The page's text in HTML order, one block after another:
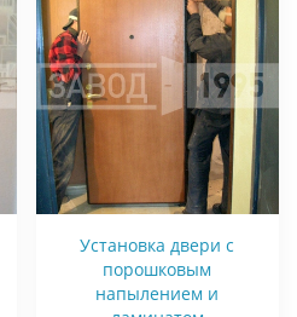
Установка двери с
порошковым
напылением и